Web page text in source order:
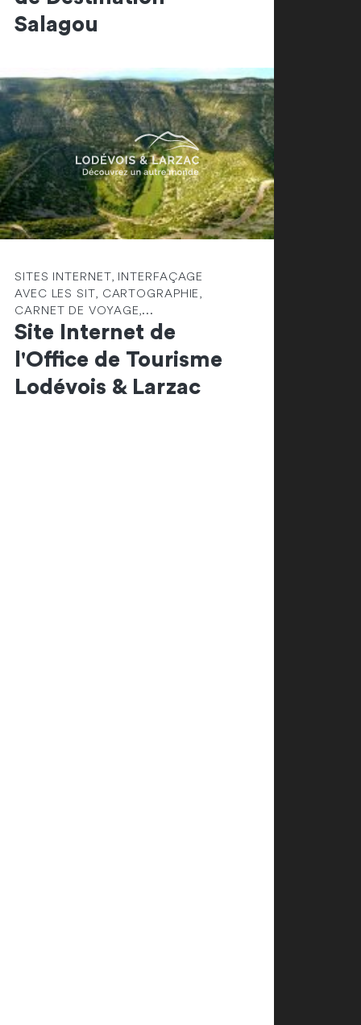
Salagou
SITES INTERNET, INTERFAÇAGE
AVEC LES SIT, CARTOGRAPHIE,
CARNET DE VOYAGE,...
Site Internet de
l'Office de Tourisme
Lodévois & Larzac